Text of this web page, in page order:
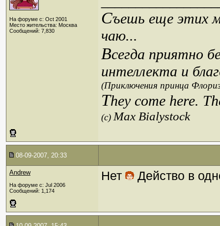
На форуме с: Oct 2001
Место жительства: Москва
Сообщений: 7,830
Съешь еще этих
чаю...
Всегда приятно
интеллекта и
(Приключения принца
They come here.
(c)Max Bialystock
08-09-2007, 20:33
Andrew
На форуме с: Jul 2006
Сообщений: 1,174
Нет Действо в